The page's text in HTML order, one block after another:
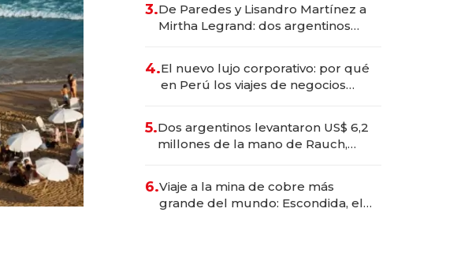
marcas "fast premium"
3.De Paredes y Lisandro Martínez a
Mirtha Legrand: dos argentinos
4.El nuevo lujo corporativo: por qué
en Perú los viajes de negocios
transformadoras
5.Dos argentinos levantaron US$ 6,2
millones de la mano de Rauch,
6.Viaje a la mina de cobre más
grande del mundo: Escondida, el